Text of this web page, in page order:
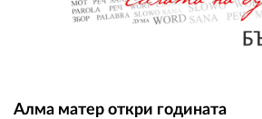
Алма матер откри годината
РЕДАКЦИЯ